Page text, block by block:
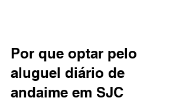
Por que optar pelo
aluguel diário de
andaime em SJC